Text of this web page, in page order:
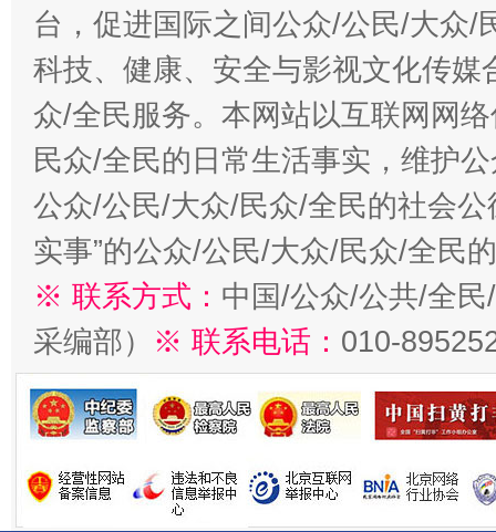
台，促进国际之间公众/公民/大众/
科技、健康、安全与影视文化传
众/全民服务。本网站以互联网网
民众/全民的日常生活事实，维护
公众/公民/大众/民众/全民的社会公
实事”的公众/公民/大众/民众/全民
※ 联系方式： 中国/公众/公共/全
采编部） ※ 联系电话： 010-